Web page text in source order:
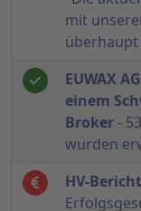
mit
EUWAX
einem
Broker -
wurden
HV-